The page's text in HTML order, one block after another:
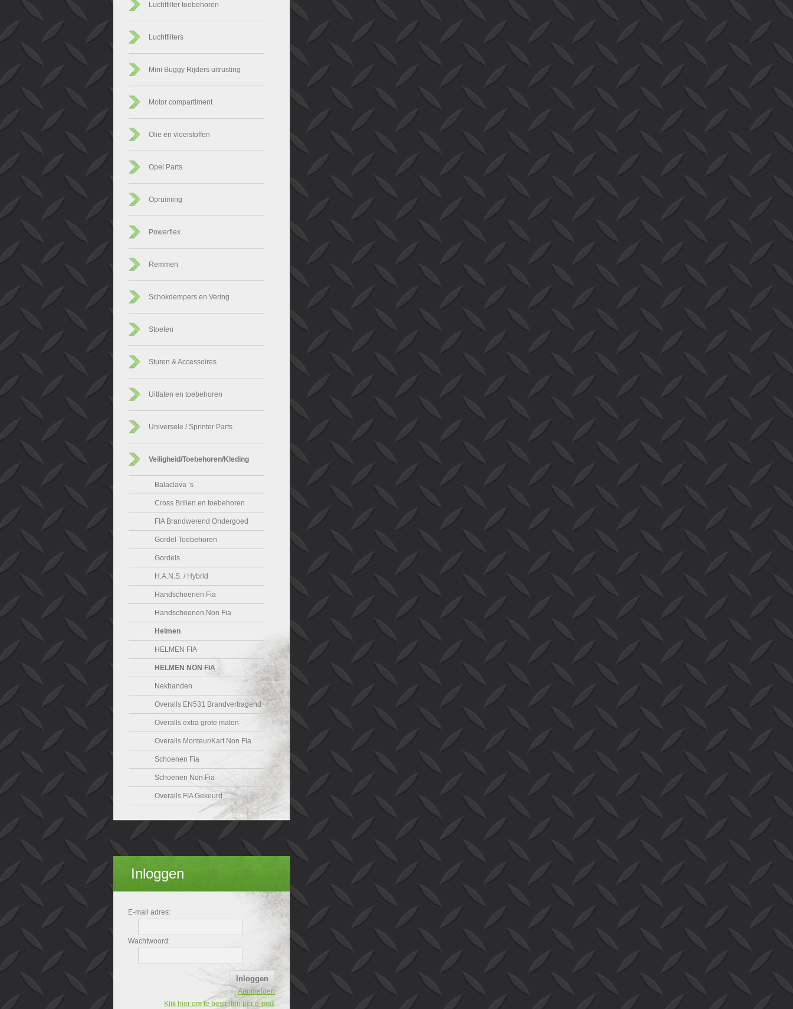
Luchtfilter toebehoren
Luchtfilters
Mini Buggy Rijders uitrusting
Motor compartiment
Olie en vloeistoffen
Opel Parts
Opruiming
Powerflex
Remmen
Schokdempers en Vering
Stoelen
Sturen & Accessoires
Uitlaten en toebehoren
Universele / Sprinter Parts
Veiligheid/Toebehoren/Kleding
Balaclava ’s
Cross Brillen en toebehoren
FIA Brandwerend Ondergoed
Gordel Toebehoren
Gordels
H.A.N.S. / Hybrid
Handschoenen Fia
Handschoenen Non Fia
Helmen
HELMEN FIA
HELMEN NON FIA
Nekbanden
Overalls EN531 Brandvertragend
Overalls extra grote maten
Overalls Monteur/Kart Non Fia
Schoenen Fia
Schoenen Non Fia
Overalls FIA Gekeurd
Inloggen
E-mail adres:
Wachtwoord:
Aanmelden
Klik hier om te bestellen per e-mail